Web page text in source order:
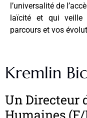
l’universalité de
laïcité et qui veille
parcours et vos
Kremlin
Un Directeur
Humaines